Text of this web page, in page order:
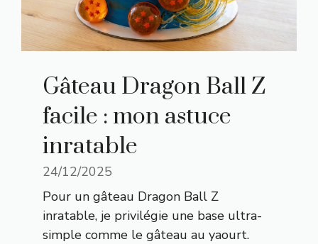
Gâteau Dragon Ball Z
facile : mon astuce
inratable
24/12/2025
Pour un gâteau Dragon Ball Z
inratable, je privilégie une base ultra-
simple comme le gâteau au yaourt.